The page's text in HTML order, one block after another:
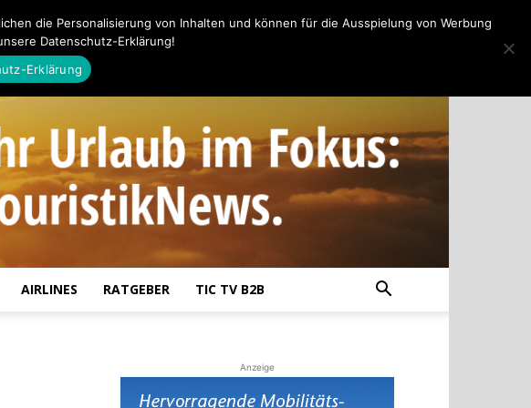
AIRLINES RATGEBER TIC TV B2B
Anzeige
die Personalisierung von Inhalten und können für die Ausspielung von Werbung
Datenschutz-Erklärung!
Erklärung